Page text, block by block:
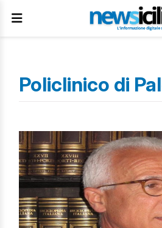
Policlinico di